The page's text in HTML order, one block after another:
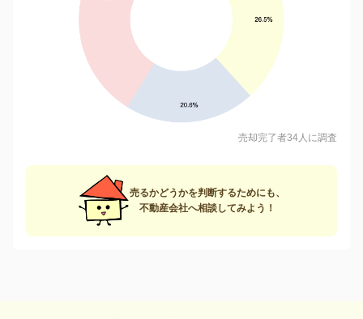
売却完了者34人に調査
売るかどうかを判断するためにも、
不動産会社へ相談してみよう！